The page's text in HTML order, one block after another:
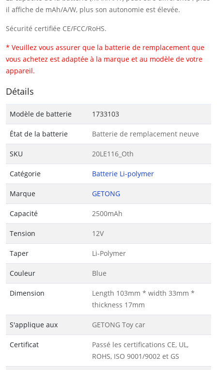
il affiche de mAh/A/W, plus son autonomie est élevée.
Sécurité certifiée CE/FCC/RoHS.
* Veuillez vous assurer que la batterie de remplacement que
vous achetez est adaptée à la marque et au modèle de votre
appareil.
Détails
Modèle de batterie 1733103
État de la batterie Batterie de remplacement neuve
SKU 20LE116_Oth
Catégorie Batterie Li-polymer
Marque GETONG
Capacité 2500mAh
Tension 12V
Taper Li-Polymer
Couleur Blue
Dimension
Length 103mm * width 33mm *
thickness 17mm
S'applique aux GETONG Toy car
Certificat
Passé les certifications CE, UL,
ROHS, ISO 9001/9002 et GS